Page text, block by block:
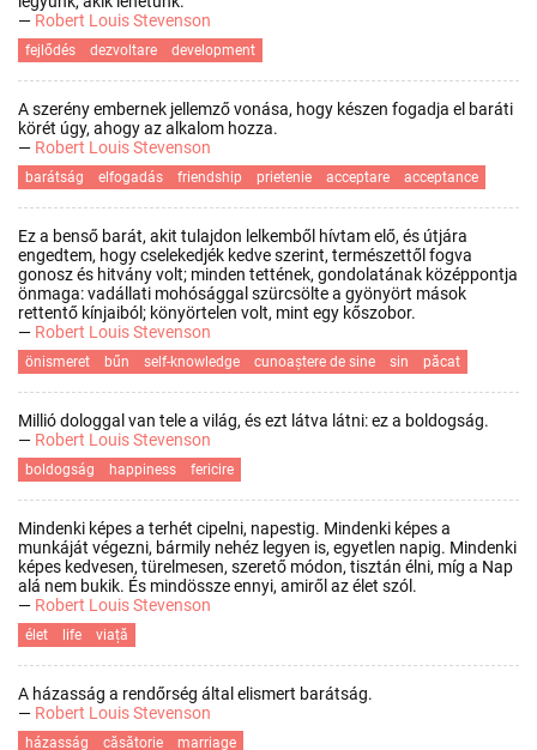
— Robert Louis Stevenson
fejlődés dezvoltare development
A szerény embernek jellemző vonása, hogy készen fogadja el baráti
körét úgy, ahogy az alkalom hozza.
— Robert Louis Stevenson
barátság elfogadás friendship prietenie acceptare acceptance
Ez a benső barát, akit tulajdon lelkemből hívtam elő, és útjára
engedtem, hogy cselekedjék kedve szerint, természettől fogva
gonosz és hitvány volt; minden tettének, gondolatának középpontja
önmaga: vadállati mohósággal szürcsölte a gyönyört mások
rettentő kínjaiból; könyörtelen volt, mint egy kőszobor.
— Robert Louis Stevenson
önismeret bűn self-knowledge cunoaștere de sine sin păcat
Millió dologgal van tele a világ, és ezt látva látni: ez a boldogság.
— Robert Louis Stevenson
boldogság happiness fericire
Mindenki képes a terhét cipelni, napestig. Mindenki képes a
munkáját végezni, bármily nehéz legyen is, egyetlen napig. Mindenki
képes kedvesen, türelmesen, szerető módon, tisztán élni, míg a Nap
alá nem bukik. És mindössze ennyi, amiről az élet szól.
— Robert Louis Stevenson
élet life viață
A házasság a rendőrség által elismert barátság.
— Robert Louis Stevenson
házasság căsătorie marriage